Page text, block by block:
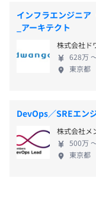
Docker、AWS
Engine
・評価：年2回
・給与査定：年1回
社会保険完備（健
関東ITソフトウェ
ダクトの開発も
は、まだ誰も提
員、お客様、仲
ます。 新しい環境で新しい技術を追い求め、新しい
サービスの開発
で、グラッドキ
づくりに注力 弊
な意欲のある人
のベテラン社員
た人たちが働き
ち、ユニークな
インフラエンジニア
_アーキテクト
株式会社ド
628万
東京都
DevOps／SREエン
株式会社メ
500万
東京都